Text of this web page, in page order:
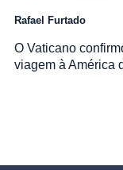
Rafael Furtado
O Vaticano
viagem à América